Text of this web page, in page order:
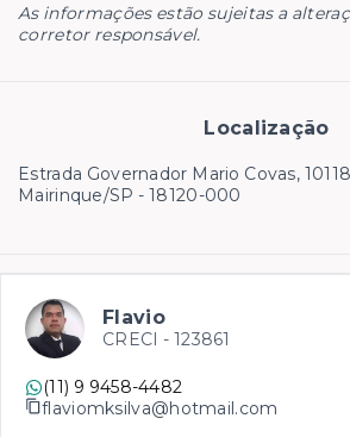
As informações estão sujeitas a
corretor responsável.
Localização
Estrada Governador Mario Covas,
Mairinque/SP - 18120-000
Flavio
CRECI - 123861
(11) 9 9458-4482
flaviomksilva@hotmail.com